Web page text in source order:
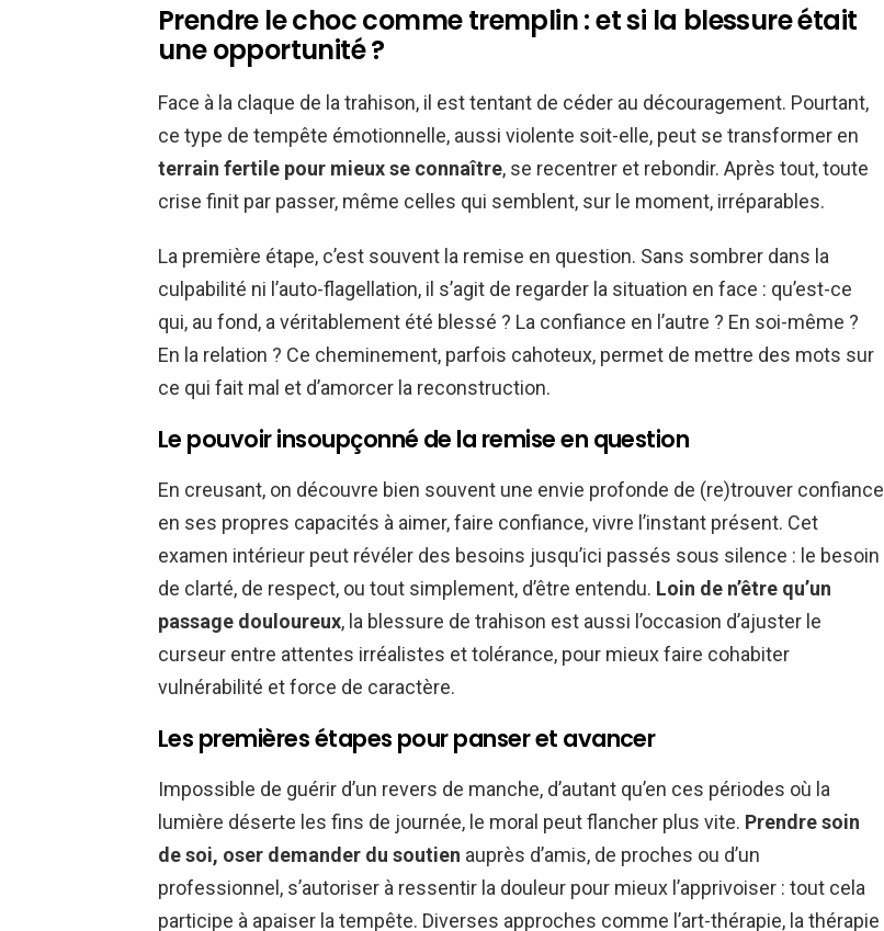
Prendre le choc comme tremplin : et si la blessure était
une opportunité ?
Face à la claque de la trahison, il est tentant de céder au découragement. Pourtant,
ce type de tempête émotionnelle, aussi violente soit-elle, peut se transformer en
terrain fertile pour mieux se connaître, se recentrer et rebondir. Après tout, toute
crise finit par passer, même celles qui semblent, sur le moment, irréparables.
La première étape, c’est souvent la remise en question. Sans sombrer dans la
culpabilité ni l’auto-flagellation, il s’agit de regarder la situation en face : qu’est-ce
qui, au fond, a véritablement été blessé ? La confiance en l’autre ? En soi-même ?
En la relation ? Ce cheminement, parfois cahoteux, permet de mettre des mots sur
ce qui fait mal et d’amorcer la reconstruction.
Le pouvoir insoupçonné de la remise en question
En creusant, on découvre bien souvent une envie profonde de (re)trouver confiance
en ses propres capacités à aimer, faire confiance, vivre l’instant présent. Cet
examen intérieur peut révéler des besoins jusqu’ici passés sous silence : le besoin
de clarté, de respect, ou tout simplement, d’être entendu. Loin de n’être qu’un
passage douloureux, la blessure de trahison est aussi l’occasion d’ajuster le
curseur entre attentes irréalistes et tolérance, pour mieux faire cohabiter
vulnérabilité et force de caractère.
Les premières étapes pour panser et avancer
Impossible de guérir d’un revers de manche, d’autant qu’en ces périodes où la
lumière déserte les fins de journée, le moral peut flancher plus vite. Prendre soin
de soi, oser demander du soutien auprès d’amis, de proches ou d’un
professionnel, s’autoriser à ressentir la douleur pour mieux l’apprivoiser : tout cela
participe à apaiser la tempête. Diverses approches comme l’art-thérapie, la thérapie